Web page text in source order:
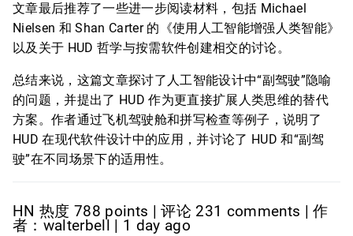
文章最后推荐了一些进一步阅读材料，包括 Michael
Nielsen 和 Shan Carter 的《使用人工智能增强人类智能》
以及关于 HUD 哲学与按需软件创建相交的讨论。
总结来说，这篇文章探讨了人工智能设计中“副驾驶”隐喻
的问题，并提出了 HUD 作为更直接扩展人类思维的替代
方案。作者通过飞机驾驶舱和拼写检查等例子，说明了
HUD 在现代软件设计中的应用，并讨论了 HUD 和“副驾
驶”在不同场景下的适用性。
HN 热度 788 points | 评论 231 comments | 作
者：walterbell | 1 day ago